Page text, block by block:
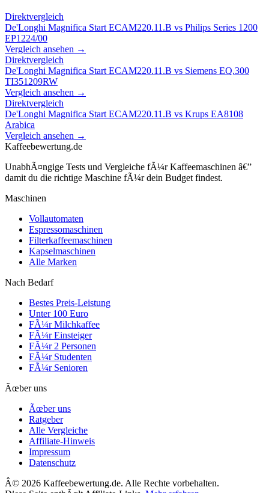
Direktvergleich
De'Longhi Magnifica Start ECAM220.11.B vs Philips Series 1200
EP1224/00
Vergleich ansehen →
Direktvergleich
De'Longhi Magnifica Start ECAM220.11.B vs Siemens EQ.300
TI351209RW
Vergleich ansehen →
Direktvergleich
De'Longhi Magnifica Start ECAM220.11.B vs Krups EA8108
Arabica
Vergleich ansehen →
Kaffeebewertung.de
UnabhÃ¤ngige Tests und Vergleiche fÃ¼r Kaffeemaschinen â€”
damit du die richtige Maschine fÃ¼r dein Budget findest.
Maschinen
Vollautomaten
Espressomaschinen
Filterkaffeemaschinen
Kapselmaschinen
Alle Marken
Nach Bedarf
Bestes Preis-Leistung
Unter 100 Euro
FÃ¼r Milchkaffee
FÃ¼r Einsteiger
FÃ¼r 2 Personen
FÃ¼r Studenten
FÃ¼r Senioren
Ãœber uns
Ãœber uns
Ratgeber
Alle Vergleiche
Affiliate-Hinweis
Impressum
Datenschutz
Â© 2026 Kaffeebewertung.de. Alle Rechte vorbehalten.